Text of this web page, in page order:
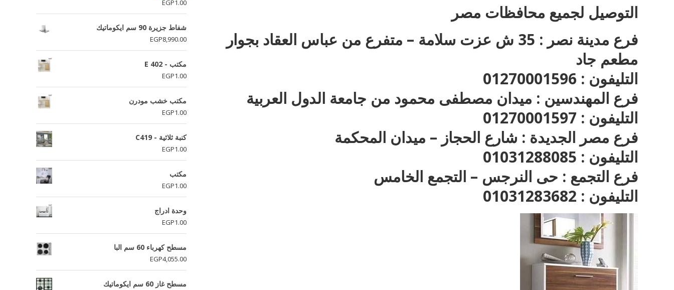
التوصيل لجميع محافظات مصر
فرع مدينة نصر : 35 ش عزت سلامة – متفرع من عباس العقاد بجوار
مطعم جاد
التليفون : 01270001596
فرع المهندسين : ميدان مصطفى محمود من جامعة الدول العربية
التليفون : 01270001597
فرع مصر الجديدة : شارع الحجاز – ميدان المحكمة
التليفون : 01031288085
فرع التجمع : حى النرجس – التجمع الخامس
التليفون : 01031283682
5.00
من 5
EGP1.00
شفاط جزيرة 90 سم ايكوماتيك
EGP8,990.00
مكتب - E 402
EGP1.00
مكتب خشب مودرن
EGP1.00
كنبة ثلاثية - C419
EGP1.00
مكتب
EGP1.00
وحدة ادراج
EGP1.00
مسطح كهرباء 60 سم البا
EGP4,055.00
مسطح غاز 60 سم ايكوماتيك